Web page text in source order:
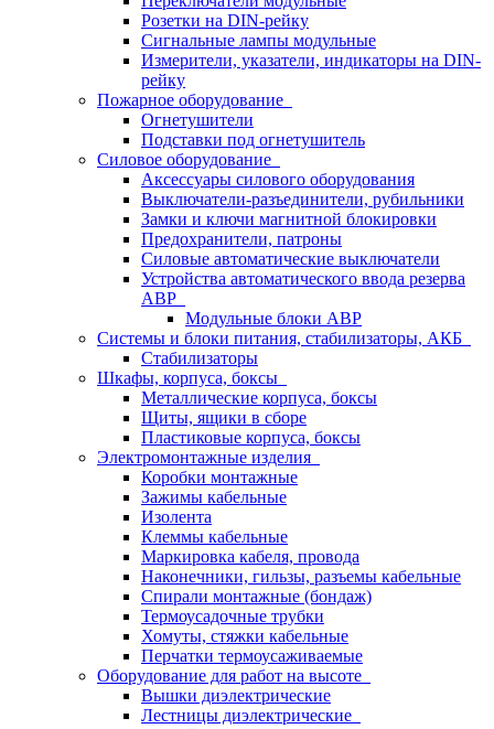
Розетки на DIN-рейку
Сигнальные лампы модульные
Измерители, указатели, индикаторы на DIN-
рейку
Пожарное оборудование
Огнетушители
Подставки под огнетушитель
Силовое оборудование
Аксессуары силового оборудования
Выключатели-разъединители, рубильники
Замки и ключи магнитной блокировки
Предохранители, патроны
Силовые автоматические выключатели
Устройства автоматического ввода резерва
АВР
Модульные блоки АВР
Системы и блоки питания, стабилизаторы, АКБ
Стабилизаторы
Шкафы, корпуса, боксы
Металлические корпуса, боксы
Щиты, ящики в сборе
Пластиковые корпуса, боксы
Электромонтажные изделия
Коробки монтажные
Зажимы кабельные
Изолента
Клеммы кабельные
Маркировка кабеля, провода
Наконечники, гильзы, разъемы кабельные
Спирали монтажные (бондаж)
Термоусадочные трубки
Хомуты, стяжки кабельные
Перчатки термоусаживаемые
Оборудование для работ на высоте
Вышки диэлектрические
Лестницы диэлектрические